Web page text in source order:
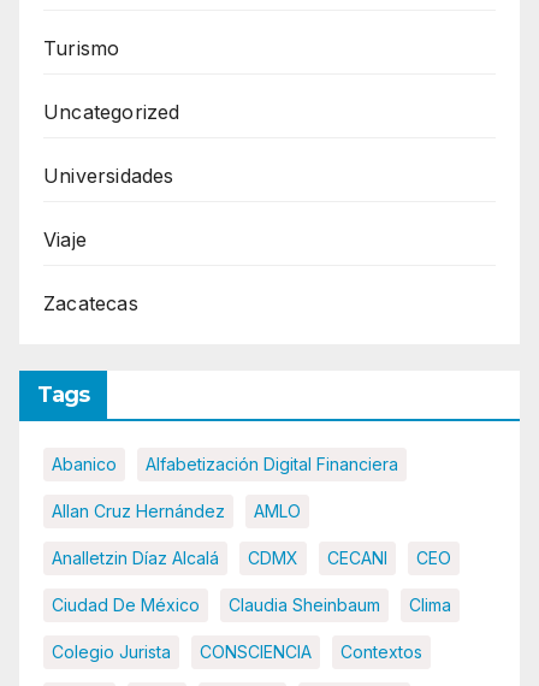
Turismo
Uncategorized
Universidades
Viaje
Zacatecas
Tags
Abanico Alfabetización Digital Financiera
Allan Cruz Hernández AMLO
Analletzin Díaz Alcalá CDMX CECANI CEO
Ciudad De México Claudia Sheinbaum Clima
Colegio Jurista CONSCIENCIA Contextos